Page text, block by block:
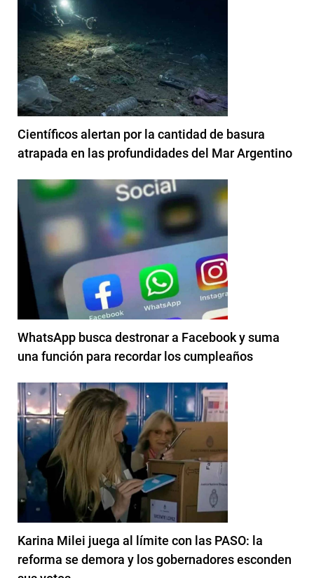
Científicos alertan por la cantidad de basura
atrapada en las profundidades del Mar Argentino
WhatsApp busca destronar a Facebook y suma
una función para recordar los cumpleaños
Karina Milei juega al límite con las PASO: la
reforma se demora y los gobernadores esconden